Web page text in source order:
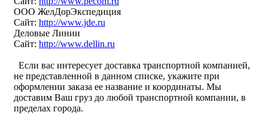
ООО ЖелДорЭкспедиция
Сайт: http://www.jde.ru
Деловые Линии
Сайт: http://www.dellin.ru
Если вас интересует доставка транспортной компанией,
не представленной в данном списке, укажите при
оформлении заказа ее название и координаты. Мы
доставим Ваш груз до любой транспортной компании, в
пределах города.